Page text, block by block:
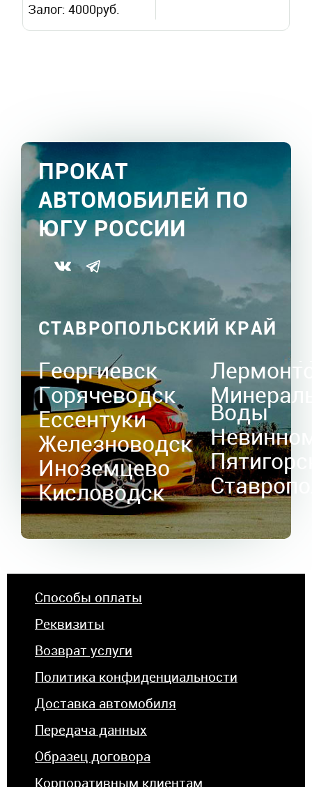
Залог: 4000руб.
ПРОКАТ
АВТОМОБИЛЕЙ ПО
ЮГУ РОССИИ
СТАВРОПОЛЬСКИЙ КРАЙ
Георгиевск
Горячеводск
Ессентуки
Железноводск
Иноземцево
Кисловодск
Воды
Способы оплаты
Реквизиты
Возврат услуги
Политика конфиденциальности
Доставка автомобиля
Передача данных
Образец договора
Корпоративным клиентам